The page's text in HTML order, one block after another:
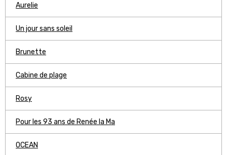
Aurelie
Un jour sans soleil
Brunette
Cabine de plage
Rosy
Pour les 93 ans de Renée la Ma
OCEAN